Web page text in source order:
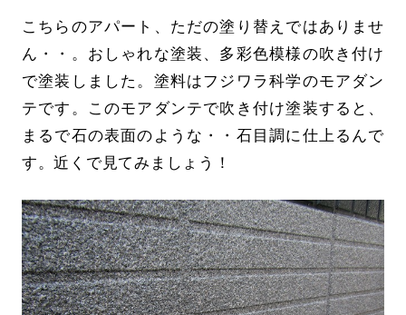
こちらのアパート、ただの塗り替えではありませ
ん・・。おしゃれな塗装、多彩色模様の吹き付け
で塗装しました。塗料はフジワラ科学のモアダン
テです。このモアダンテで吹き付け塗装すると、
まるで石の表面のような・・石目調に仕上るんで
す。近くで見てみましょう！